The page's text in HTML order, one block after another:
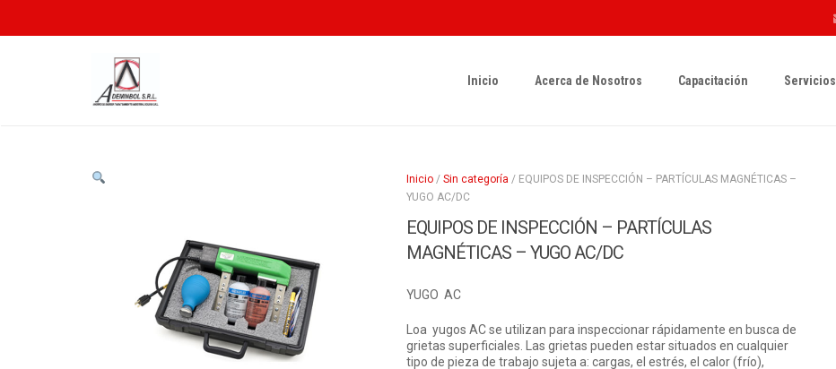
Inicio Acerca de Nosotros Capacitación Servicios
Inicio /Sin categoría / EQUIPOS DE INSPECCIÓN – PARTÍCULAS MAGNÉTICAS –
YUGO AC/DC
EQUIPOS DE INSPECCIÓN – PARTÍCULAS
MAGNÉTICAS – YUGO AC/DC
YUGO AC
Loa yugos AC se utilizan para inspeccionar rápidamente en busca de
grietas superficiales. Las grietas pueden estar situados en cualquier
tipo de pieza de trabajo sujeta a: cargas, el estrés, el calor (frío),